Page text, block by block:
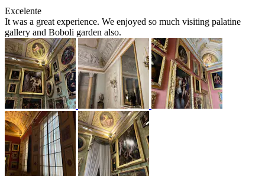
Excelente
It was a great experience. We enjoyed so much visiting palatine
gallery and Boboli garden also.